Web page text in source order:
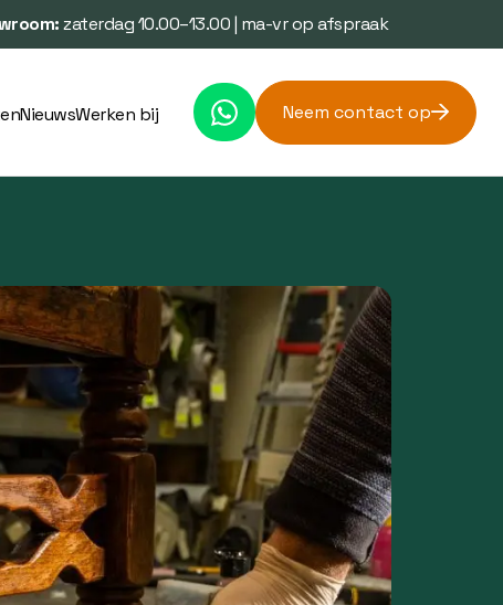
zaterdag 10.00–13.00 | ma-vr op afspraak
NieuwsWerken bij Neem contact op